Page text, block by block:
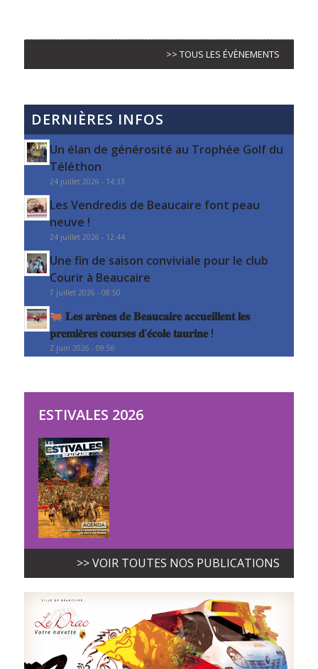
>> TOUS LES ÉVÈNEMENTS
DERNIÈRES INFOS
Un élan de générosité au Trophée Golf du
Téléthon
24 juillet 2026 - 14:33
Les Vendredis de Beaucaire font peau
neuve !
24 juillet 2026 - 12:44
Une fin de saison conviviale pour le club
Courir à Beaucaire
7 juillet 2026 - 08:50
𝐋𝐞𝐬 𝐚𝐫𝐞̀𝐧𝐞𝐬 𝐝𝐞 𝐁𝐞𝐚𝐮𝐜𝐚𝐢𝐫𝐞 𝐚𝐜𝐜𝐮𝐞𝐢𝐥𝐥𝐞𝐧𝐭 𝐥𝐞𝐬
𝐩𝐫𝐞𝐦𝐢𝐞̀𝐫𝐞𝐬 𝐜𝐨𝐮𝐫𝐬𝐞𝐬 𝐝’𝐞́𝐜𝐨𝐥𝐞 𝐭𝐚𝐮𝐫𝐢𝐧𝐞 !
2 juin 2026 - 09:56
ESTIVALES 2026
>> VOIR TOUTES NOS PUBLICATIONS